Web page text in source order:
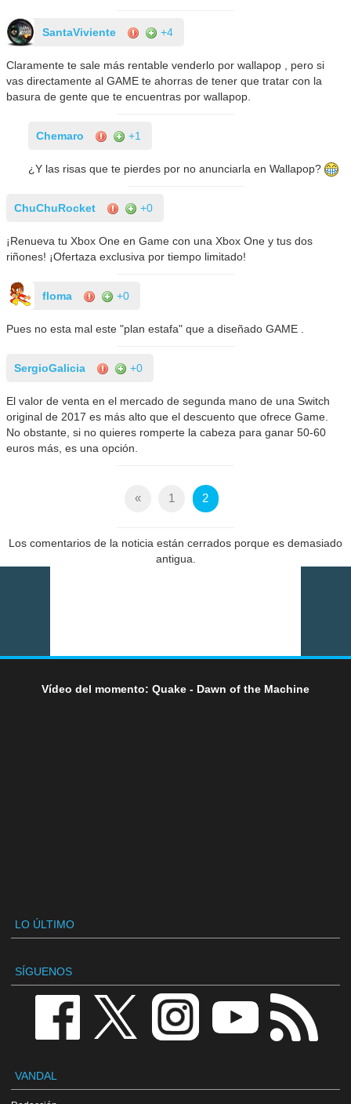
SantaViviente +4
Claramente te sale más rentable venderlo por wallapop , pero si
vas directamente al GAME te ahorras de tener que tratar con la
basura de gente que te encuentras por wallapop.
Chemaro +1
¿Y las risas que te pierdes por no anunciarla en Wallapop?
ChuChuRocket +0
¡Renueva tu Xbox One en Game con una Xbox One y tus dos
riñones! ¡Ofertaza exclusiva por tiempo limitado!
floma +0
Pues no esta mal este "plan estafa" que a diseñado GAME .
SergioGalicia +0
El valor de venta en el mercado de segunda mano de una Switch
original de 2017 es más alto que el descuento que ofrece Game.
No obstante, si no quieres romperte la cabeza para ganar 50-60
euros más, es una opción.
« 1 2
Los comentarios de la noticia están cerrados porque es demasiado
antigua.
Vídeo del momento: Quake - Dawn of the Machine
LO ÚLTIMO
SÍGUENOS
VANDAL